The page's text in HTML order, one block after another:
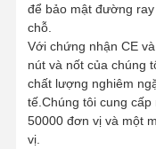
để bảo mật đường
chỗ.
Với chứng nhận CE
nút và nốt của chúng
chất lượng nghiêm
tế.Chúng tôi cung
50000 đơn vị và một
vị.